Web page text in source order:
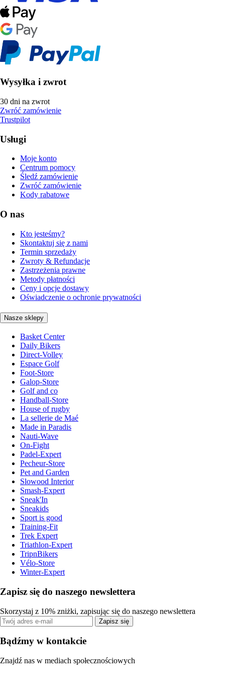
Wysyłka i zwrot
30 dni na zwrot
Zwróć zamówienie
Trustpilot
Usługi
Moje konto
Centrum pomocy
Śledź zamówienie
Zwróć zamówienie
Kody rabatowe
O nas
Kto jesteśmy?
Skontaktuj się z nami
Termin sprzedaży
Zwroty & Refundacje
Zastrzeżenia prawne
Metody płatności
Ceny i opcje dostawy
Oświadczenie o ochronie prywatności
Nasze sklepy
Basket Center
Daily Bikers
Direct-Volley
Espace Golf
Foot-Store
Galop-Store
Golf and co
Handball-Store
House of rugby
La sellerie de Maé
Made in Paradis
Nauti-Wave
On-Fight
Padel-Expert
Pecheur-Store
Pet and Garden
Slowood Interior
Smash-Expert
Sneak'In
Sneakids
Sport is good
Training-Fit
Trek Expert
Triathlon-Expert
TripnBikers
Vélo-Store
Winter-Expert
Zapisz się do naszego newslettera
Skorzystaj z 10% zniżki, zapisując się do naszego newslettera
Zapisz się
Bądźmy w kontakcie
Znajdź nas w mediach społecznościowych